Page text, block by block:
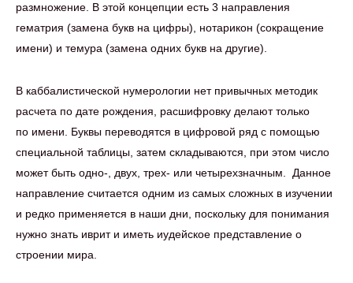
размножение. В этой концепции есть 3 направления
гематрия (замена букв на цифры), нотарикон (сокращение
имени) и темура (замена одних букв на другие).
В каббалистической нумерологии нет привычных методик
расчета по дате рождения, расшифровку делают только
по имени. Буквы переводятся в цифровой ряд с помощью
специальной таблицы, затем складываются, при этом число
может быть одно-, двух, трех- или четырехзначным. Данное
направление считается одним из самых сложных в изучении
и редко применяется в наши дни, поскольку для понимания
нужно знать иврит и иметь иудейское представление о
строении мира.